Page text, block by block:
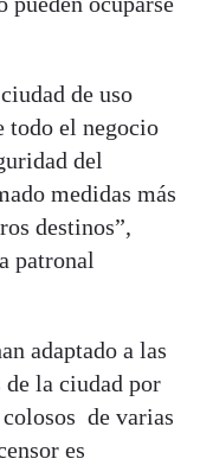
de uso
todo el negocio
del
medidas más
destinos”,
patronal
adaptado a las
la ciudad por
colosos de varias
es